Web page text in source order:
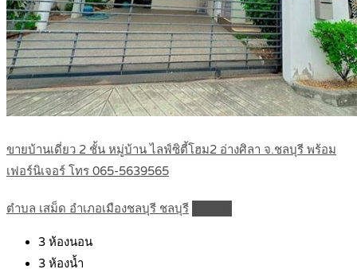
ขายบ้านเดี่ยว 2 ชั้น หมู่บ้าน ไลฟ์ซิตี้โฮม2 อ่างศิลา จ.ชลบุรี พร้อม
เฟอร์นิเจอร์ โทร 065-5639565
ตำบล เสม็ด อำเภอเมืองชลบุรี ชลบุรี
3 ห้องนอน
3 ห้องน้ำ